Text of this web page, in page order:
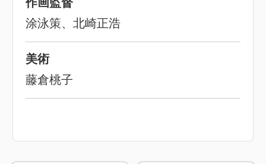
涂泳策、北崎正浩
美術
藤倉桃子